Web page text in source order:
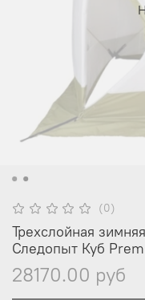
(0)
Трехслойная
Следопыт Куб
28170.00 руб